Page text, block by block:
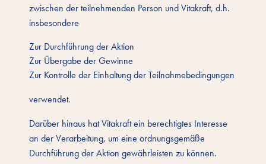
zwischen der teilnehmenden Person und Vitakraft, d.h.
insbesondere
Zur Durchführung der Aktion
Zur Übergabe der Gewinne
Zur Kontrolle der Einhaltung der Teilnahmebedingungen
verwendet.
Darüber hinaus hat Vitakraft ein berechtigtes Interesse
an der Verarbeitung, um eine ordnungsgemäße
Durchführung der Aktion gewährleisten zu können.